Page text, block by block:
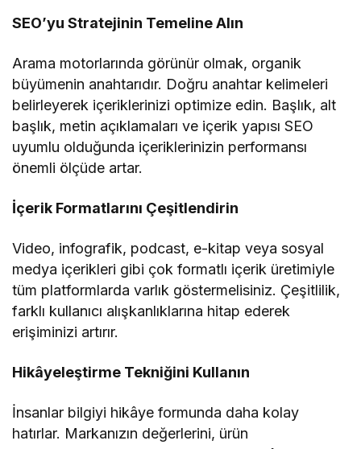
SEO’yu Stratejinin Temeline Alın
Arama motorlarında görünür olmak, organik
büyümenin anahtarıdır. Doğru anahtar kelimeleri
belirleyerek içeriklerinizi optimize edin. Başlık, alt
başlık, metin açıklamaları ve içerik yapısı SEO
uyumlu olduğunda içeriklerinizin performansı
önemli ölçüde artar.
İçerik Formatlarını Çeşitlendirin
Video, infografik, podcast, e-kitap veya sosyal
medya içerikleri gibi çok formatlı içerik üretimiyle
tüm platformlarda varlık göstermelisiniz. Çeşitlilik,
farklı kullanıcı alışkanlıklarına hitap ederek
erişiminizi artırır.
Hikâyeleştirme Tekniğini Kullanın
İnsanlar bilgiyi hikâye formunda daha kolay
hatırlar. Markanızın değerlerini, ürün